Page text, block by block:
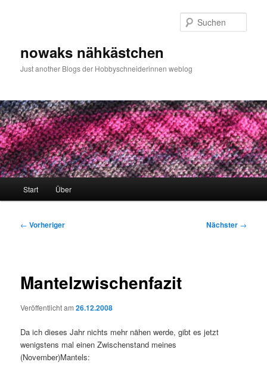
nowaks nähkästchen
Just another Blogs der Hobbyschneiderinnen weblog
Start Über
Beitragsnavigation
← Vorheriger Nächster →
Mantelzwischenfazit
Veröffentlicht am26.12.2008
Da ich dieses Jahr nichts mehr nähen werde, gibt es jetzt
wenigstens mal einen Zwischenstand meines
(November)Mantels: